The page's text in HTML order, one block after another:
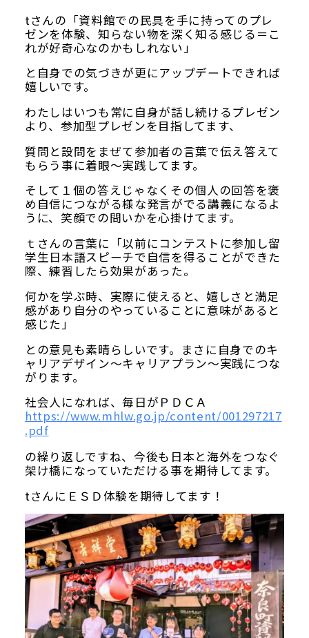
tさんの「資料館での民具を手に持ってのプレ
ゼンを体験、知らない物を深く知る感じる＝こ
れが好奇心なのかもしれない」
と自身での気づきが更にアップデートできれば
嬉しいです。
わたしはいつも常に自身が話し続けるプレゼン
より、参加型プレゼンを目指してます、
質問と設問をまぜて参加者の言葉で伝え答えて
もらう事に着眼～実践してます。
そして１個の答えじゃなくその個人の回答を褒
め自信につながる様な発言がでる講義になるよ
うに、笑顔での問いかを心掛けてます。
ｔさんの言葉に「以前にコンテストに参加し留
学生日本語スピーチで自信を得ることができた
際、練習したら効果があった。
何かを学ぶ時、実際に使えると、嬉しさと満足
感があり自分のやっていることに意味があると
感じた」
との意見も素晴らしいです。まさに自身でのキ
ャリアデザイン～キャリアプラン～実践につな
がります。
社会人になれば、毎日がＰＤＣＡ
https://www.mhlw.go.jp/content/001297217
.pdf
の繰り返しですね、今後も日本と海外をつなぐ
架け橋になっていただける事を期待してます。
tさんにＥＳＤ体験を期待してます！